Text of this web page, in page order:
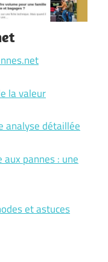
la valeur
analyse détaillée
pannes : une
et astuces